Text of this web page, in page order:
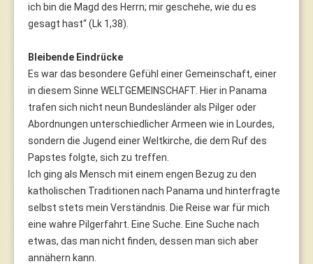
ich bin die Magd des Herrn; mir geschehe, wie du es
gesagt hast“ (Lk 1,38).
Bleibende Eindrücke
Es war das besondere Gefühl einer Gemeinschaft, einer
in diesem Sinne WELTGEMEINSCHAFT. Hier in Panama
trafen sich nicht neun Bundesländer als Pilger oder
Abordnungen unterschiedlicher Armeen wie in Lourdes,
sondern die Jugend einer Weltkirche, die dem Ruf des
Papstes folgte, sich zu treffen.
Ich ging als Mensch mit einem engen Bezug zu den
katholischen Traditionen nach Panama und hinterfragte
selbst stets mein Verständnis. Die Reise war für mich
eine wahre Pilgerfahrt. Eine Suche. Eine Suche nach
etwas, das man nicht finden, dessen man sich aber
annähern kann.